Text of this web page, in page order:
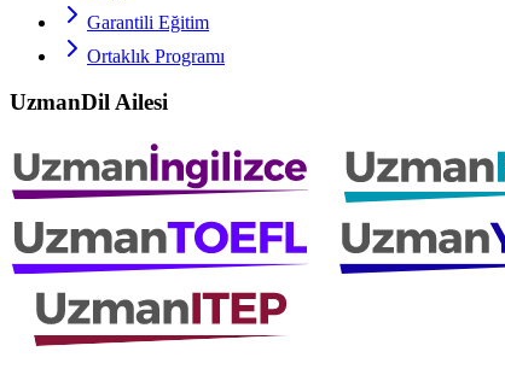
Garantili Eğitim
Ortaklık Programı
UzmanDil Ailesi